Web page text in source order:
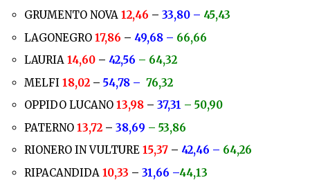
GRUMENTO NOVA 12,46 – 33,80 – 45,43
LAGONEGRO 17,86 – 49,68 – 66,66
LAURIA 14,60 – 42,56 – 64,32
MELFI 18,02 – 54,78 – 76,32
OPPIDO LUCANO 13,98 – 37,31 – 50,90
PATERNO 13,72 – 38,69 – 53,86
RIONERO IN VULTURE 15,37 – 42,46 – 64,26
RIPACANDIDA 10,33 – 31,66 –44,13